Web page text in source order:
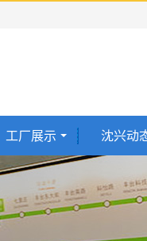
工厂展示 沈兴动